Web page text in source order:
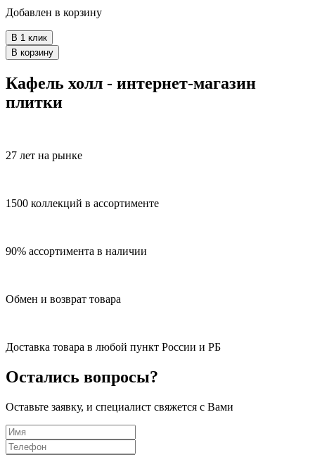
Добавлен в корзину
В 1 клик
В корзину
Кафель холл - интернет-магазин
плитки
27 лет на рынке
1500 коллекций в ассортименте
90% ассортимента в наличии
Обмен и возврат товара
Доставка товара в любой пункт России и РБ
Остались вопросы?
Оставьте заявку, и специалист свяжется с Вами